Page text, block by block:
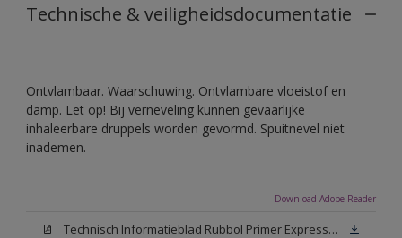
Technische & veiligheidsdocumentatie
Ontvlambaar. Waarschuwing. Ontvlambare vloeistof en
damp. Let op! Bij verneveling kunnen gevaarlijke
inhaleerbare druppels worden gevormd. Spuitnevel niet
inademen.
Download Adobe Reader
Technisch Informatieblad Rubbol Primer Express (PDF)